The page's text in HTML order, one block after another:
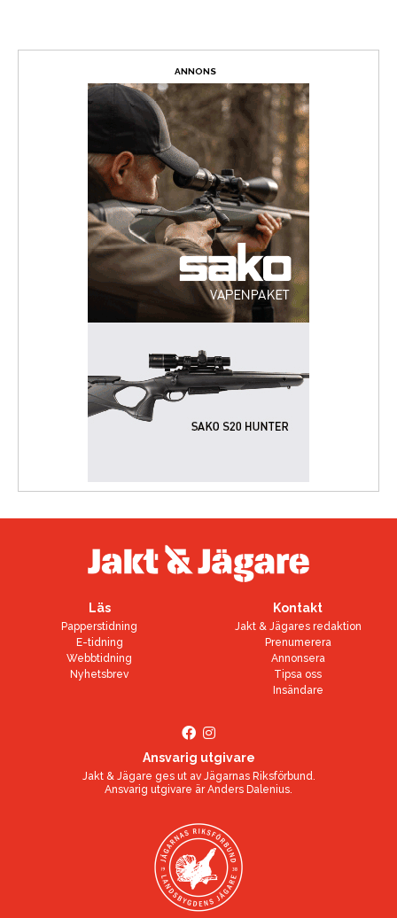
ANNONS
Läs
Papperstidning
E-tidning
Webbtidning
Nyhetsbrev
Kontakt
Jakt & Jägares redaktion
Prenumerera
Annonsera
Tipsa oss
Insändare
Ansvarig utgivare
Jakt & Jägare ges ut av Jägarnas Riksförbund.
Ansvarig utgivare ärAnders Dalenius.